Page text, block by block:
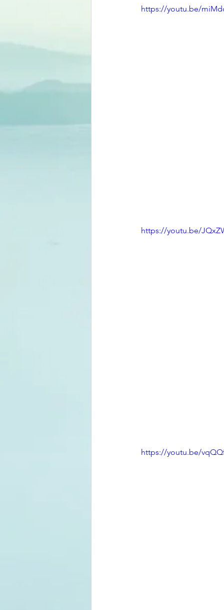
https://youtu.be/
https://youtu.be/
https://youtu.be/